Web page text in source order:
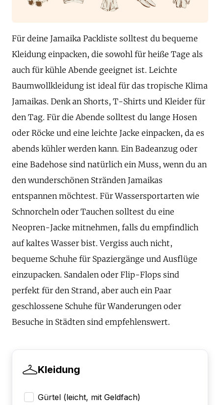
Für deine Jamaika Packliste solltest du bequeme
Kleidung einpacken, die sowohl für heiße Tage als
auch für kühle Abende geeignet ist. Leichte
Baumwollkleidung ist ideal für das tropische Klima
Jamaikas. Denk an Shorts, T-Shirts und Kleider für
den Tag. Für die Abende solltest du lange Hosen
oder Röcke und eine leichte Jacke einpacken, da es
abends kühler werden kann. Ein Badeanzug oder
eine Badehose sind natürlich ein Muss, wenn du an
den wunderschönen Stränden Jamaikas
entspannen möchtest. Für Wassersportarten wie
Schnorcheln oder Tauchen solltest du eine
Neopren-Jacke mitnehmen, falls du empfindlich
auf kaltes Wasser bist. Vergiss auch nicht,
bequeme Schuhe für Spaziergänge und Ausflüge
einzupacken. Sandalen oder Flip-Flops sind
perfekt für den Strand, aber auch ein Paar
geschlossene Schuhe für Wanderungen oder
Besuche in Städten sind empfehlenswert.
Kleidung
Gürtel (leicht, mit Geldfach)